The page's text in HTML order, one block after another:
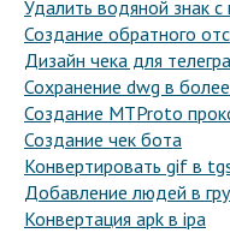
Удалить водяной знак
Создание обратного
Дизайн чека для
Сохранение dwg в
Создание MTProto
Создание чек бота
Конвертировать gif в
Добавление людей в
Конвертация apk в ipa